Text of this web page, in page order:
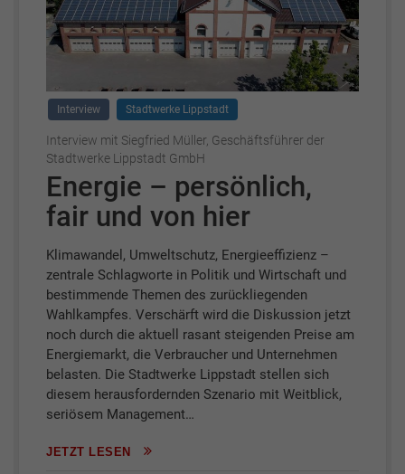
Interview Stadtwerke Lippstadt
Interview mit Siegfried Müller, Geschäftsführer der
Stadtwerke Lippstadt GmbH
Energie – persönlich,
fair und von hier
Klimawandel, Umweltschutz, Energieeffizienz –
zentrale Schlagworte in Politik und Wirtschaft und
bestimmende Themen des zurückliegenden
Wahlkampfes. Verschärft wird die Diskussion jetzt
noch durch die aktuell rasant steigenden Preise am
Energiemarkt, die Verbraucher und Unternehmen
belasten. Die Stadtwerke Lippstadt stellen sich
diesem herausfordernden Szenario mit Weitblick,
seriösem Management…
JETZT LESEN